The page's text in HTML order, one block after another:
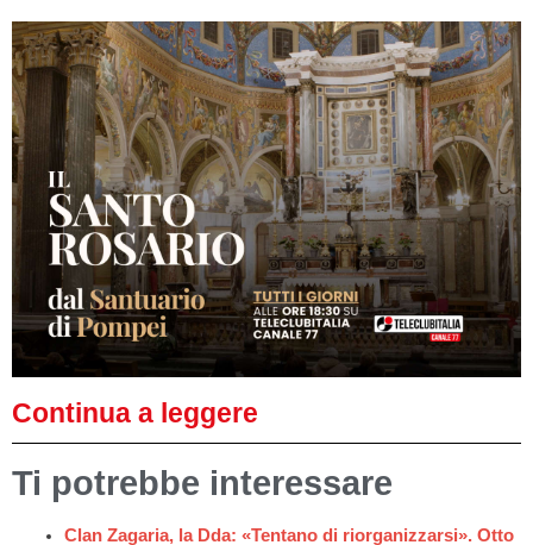
Continua a leggere
Ti potrebbe interessare
Clan Zagaria, la Dda: «Tentano di riorganizzarsi». Otto